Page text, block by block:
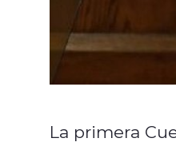
La primera